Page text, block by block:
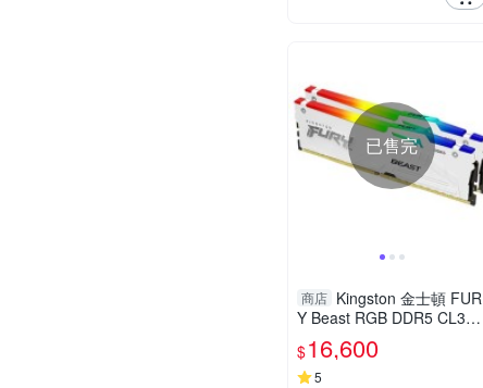
已售完
商店 Kingston 金士頓 FUR
Y Beast RGB DDR5 CL36
5600 32GB(16Gx2) 桌機記
憶體(白) KF556C36BWEAK
2-32
$16,600
5